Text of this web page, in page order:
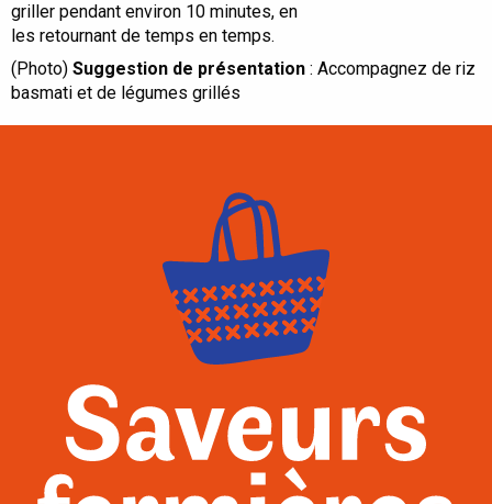
griller pendant environ 10 minutes, en
les retournant de temps en temps.
(Photo) Suggestion de présentation : Accompagnez de riz
basmati et de légumes grillés